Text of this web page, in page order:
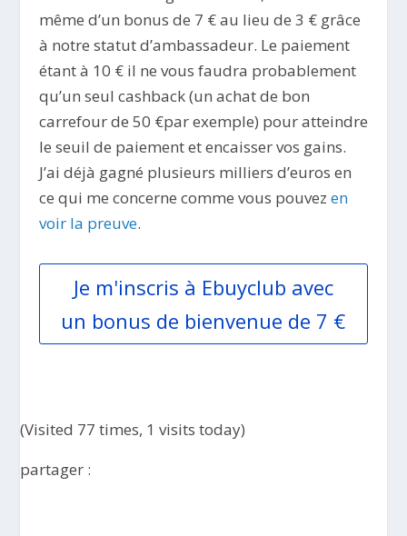
même d’un bonus de 7 € au lieu de 3 € grâce
à notre statut d’ambassadeur. Le paiement
étant à 10 € il ne vous faudra probablement
qu’un seul cashback (un achat de bon
carrefour de 50 €par exemple) pour atteindre
le seuil de paiement et encaisser vos gains.
J’ai déjà gagné plusieurs milliers d’euros en
ce qui me concerne comme vous pouvez en
voir la preuve.
Je m'inscris à Ebuyclub avec
un bonus de bienvenue de 7 €
(Visited 77 times, 1 visits today)
partager :